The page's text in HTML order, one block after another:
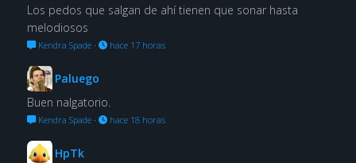
Los pedos que salgan de ahí tienen que sonar hasta
melodiosos
Kendra Spade· hace 17 horas
Paluego
Buen nalgatorio.
Kendra Spade· hace 18 horas
HpTk